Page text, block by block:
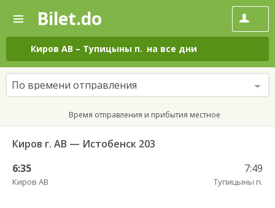
—
Поиск
и
покупка
билетов
на
автобус
онлайн
Bilet.do
Киров АВ – Тупицыны п. на все дни
По времени отправления
Время отправления и прибытия местное
Киров г. АВ — Истобенск 203
6:35
Киров АВ
7:49
Тупицыны п.